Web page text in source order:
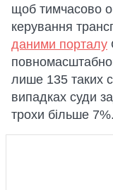
щоб тимчасово
керування
даними порталу
лише 135 таких
випадках суди
трохи більше 7%.